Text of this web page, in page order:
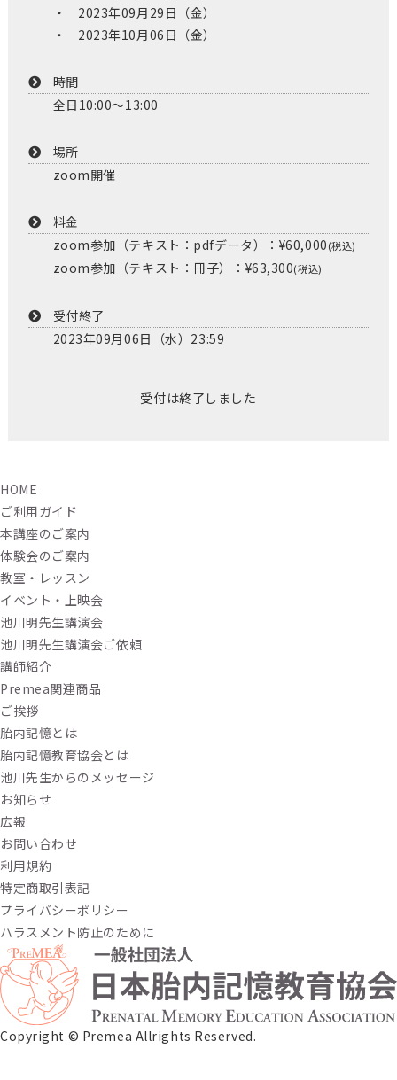
2023年09月29日（金）
2023年10月06日（金）
時間
全日10:00〜13:00
場所
zoom開催
料金
zoom参加（テキスト：pdfデータ）：¥60,000(税込)
zoom参加（テキスト：冊子）：¥63,300(税込)
受付終了
2023年09月06日（水）23:59
受付は終了しました
HOME
ご利用ガイド
本講座のご案内
体験会のご案内
教室・レッスン
イベント・上映会
池川明先生講演会
池川明先生講演会ご依頼
講師紹介
Premea関連商品
ご挨拶
胎内記憶とは
胎内記憶教育協会とは
池川先生からのメッセージ
お知らせ
広報
お問い合わせ
利用規約
特定商取引表記
プライバシーポリシー
ハラスメント防止のために
Copyright ©︎ Premea Allrights Reserved.